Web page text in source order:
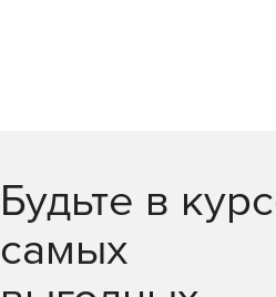
Будьте в
самых